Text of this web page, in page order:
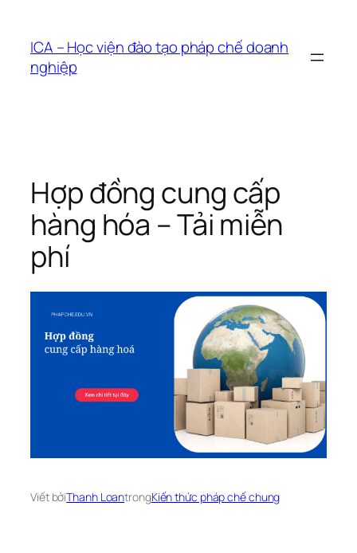
phầnICA – Học viện đào tạo pháp chế doanh
nghiệp
Hợp đồng cung cấp
hàng hóa – Tải miễn
phí
Viết bởiThanh LoantrongKiến thức pháp chế chung